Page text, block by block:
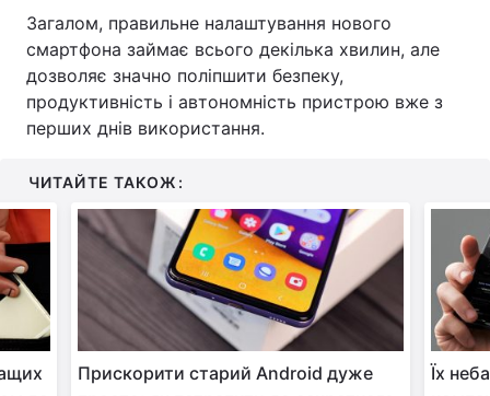
Загалом, правильне налаштування нового
смартфона займає всього декілька хвилин, але
дозволяє значно поліпшити безпеку,
продуктивність і автономність пристрою вже з
перших днів використання.
ЧИТАЙТЕ ТАКОЖ:
Прискорити старий Android дуже
Їх